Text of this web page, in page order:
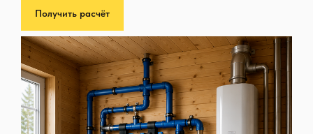
Получить расчёт